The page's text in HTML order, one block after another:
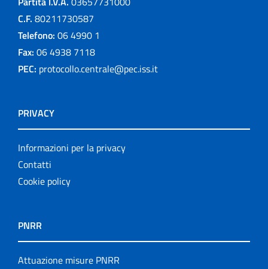
C.F. 80211730587
Telefono: 06 4990 1
Fax: 06 4938 7118
PEC: protocollo.centrale@pec.iss.it
PRIVACY
Informazioni per la privacy
Contatti
Cookie policy
PNRR
Attuazione misure PNRR